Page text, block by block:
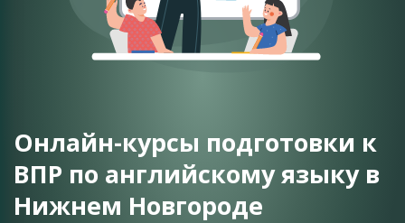
Онлайн-курсы подготовки к
ВПР по английскому языку в
Нижнем Новгороде